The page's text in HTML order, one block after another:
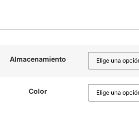
Almacenamiento
Color